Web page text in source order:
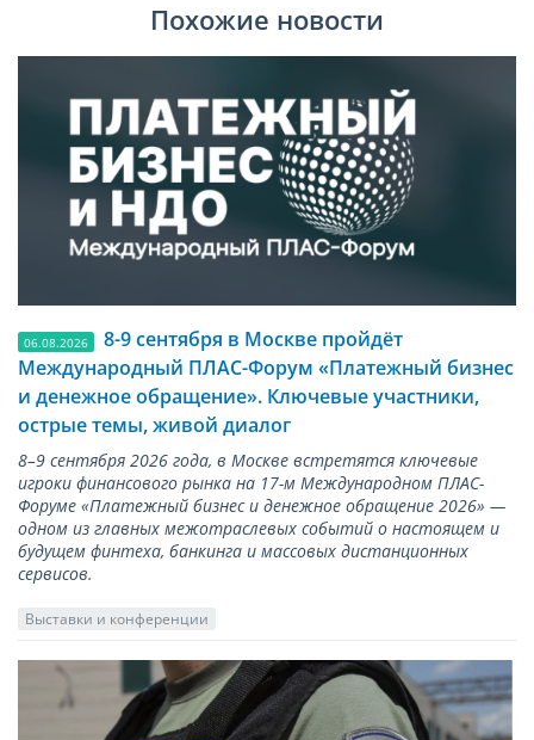
Похожие новости
06.08.2026
8-9 сентября в Москве пройдёт
Международный ПЛАС-Форум «Платежный бизнес
и денежное обращение». Ключевые участники,
острые темы, живой диалог
8–9 сентября 2026 года, в Москве встретятся ключевые
игроки финансового рынка на 17-м Международном ПЛАС-
Форуме «Платежный бизнес и денежное обращение 2026» —
одном из главных межотраслевых событий о настоящем и
будущем финтеха, банкинга и массовых дистанционных
сервисов.
Выставки и конференции